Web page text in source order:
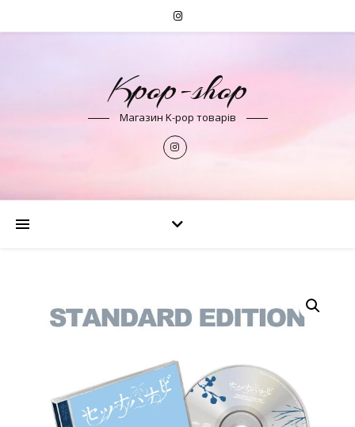
Kpop-shop
Магазин K-pop товарів